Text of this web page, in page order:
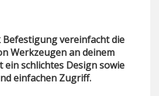
Befestigung vereinfacht die
Werkzeugen an deinem
ein schlichtes Design sowie
einfachen Zugriff.